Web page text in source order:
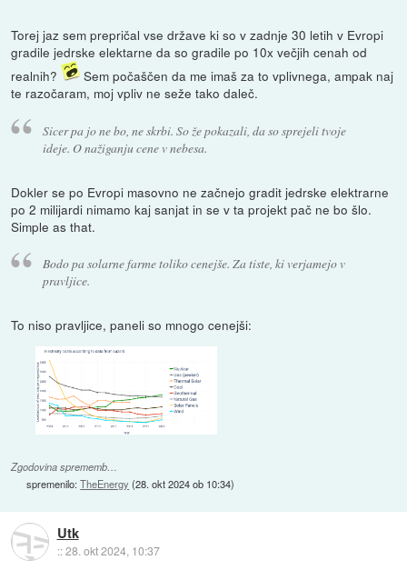
Torej jaz sem prepričal vse države ki so v zadnje 30 letih v Evropi
gradile jedrske elektarne da so gradile po 10x večjih cenah od
realnih?
Sem počaščen da me imaš za to vplivnega, ampak naj
te razočaram, moj vpliv ne seže tako daleč.
Sicer pa jo ne bo, ne skrbi. So že pokazali, da so sprejeli tvoje
ideje. O nažiganju cene v nebesa.
Dokler se po Evropi masovno ne začnejo gradit jedrske elektrarne
po 2 milijardi nimamo kaj sanjat in se v ta projekt pač ne bo šlo.
Simple as that.
Bodo pa solarne farme toliko cenejše. Za tiste, ki verjamejo v
pravljice.
To niso pravljice, paneli so mnogo cenejši:
Zgodovina sprememb…
spremenilo:TheEnergy (28. okt 2024 ob 10:34)
Utk
::28. okt 2024, 10:37